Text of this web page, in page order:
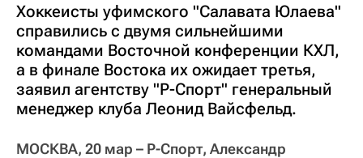
Хоккеисты уфимского "Салавата Юлаева"
справились с двумя сильнейшими
командами Восточной конференции КХЛ,
а в финале Востока их ожидает третья,
заявил агентству "Р-Спорт" генеральный
менеджер клуба Леонид Вайсфельд.
МОСКВА, 20 мар – Р-Спорт, Александр